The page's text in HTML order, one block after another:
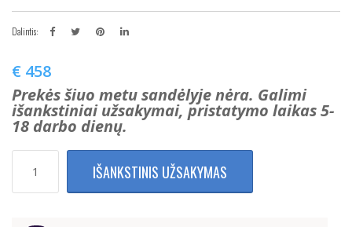
Dalintis:
€ 458
Prekės šiuo metu sandėlyje nėra. Galimi
išankstiniai užsakymai, pristatymo laikas 5-
18 darbo dienų.
kiekis:
IŠANKSTINIS UŽSAKYMAS